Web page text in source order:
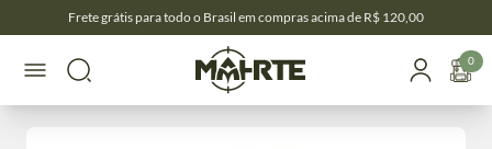
Frete grátis para todo o Brasil em compras acima de R$ 120,00
0